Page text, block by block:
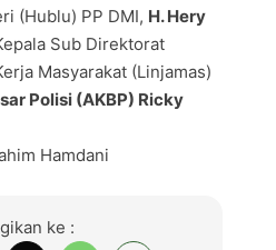
(Hublu) PP DMI, H. Hery
Sub Direktorat
Masyarakat (Linjamas)
Polisi (AKBP) Ricky
Hamdani
ke :